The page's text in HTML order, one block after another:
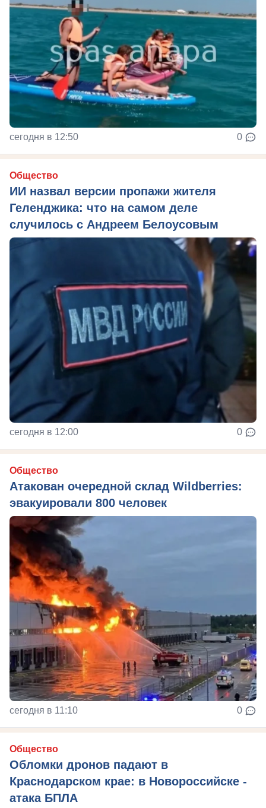
сегодня в 12:50 0
Общество
ИИ назвал версии пропажи жителя
Геленджика: что на самом деле
случилось с Андреем Белоусовым
сегодня в 12:00 0
Общество
Атакован очередной склад Wildberries:
эвакуировали 800 человек
сегодня в 11:10 0
Общество
Обломки дронов падают в
Краснодарском крае: в Новороссийске -
атака БПЛА